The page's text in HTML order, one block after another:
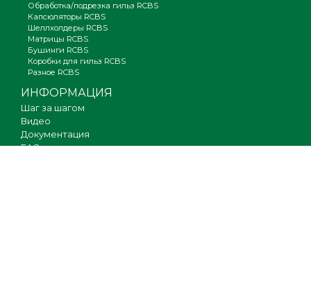
Обработка/подрезка гильз RCBS
Капсюляторы RCBS
Шеллхолдеры RCBS
Матрицы RCBS
Бушинги RCBS
Коробки для гильз RCBS
Разное RCBS
ИНФОРМАЦИЯ
Шаг за шагом
Видео
Документация
FAQ